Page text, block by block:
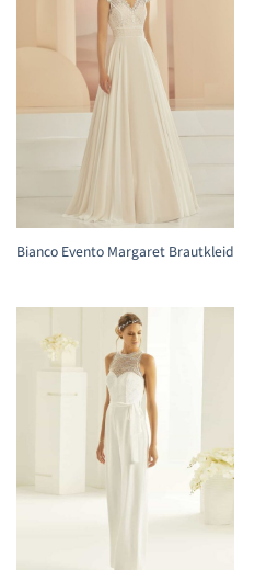
Bianco Evento Margaret Brautkleid